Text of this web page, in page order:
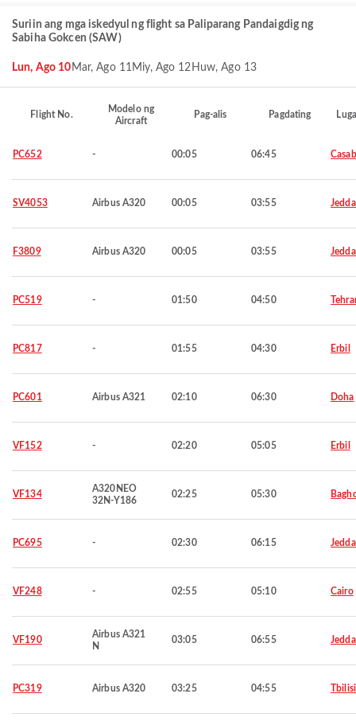
Suriin ang mga iskedyul ng flight sa Paliparang Pandaigdig ng
Sabiha Gokcen (SAW)
Lun, Ago 10 Mar, Ago 11 Miy, Ago 12 Huw, Ago 13
Flight No.
Modelo ng
Aircraft
Pag-alis Pagdating
PC652 - 00:05 06:45
SV4053 Airbus A320 00:05 03:55
F3809 Airbus A320 00:05 03:55
PC519 - 01:50 04:50
PC817 - 01:55 04:30 Erbil
PC601 Airbus A321 02:10 06:30 Doha
VF152 - 02:20 05:05 Erbil
VF134
A320NEO
32N-Y186
02:25 05:30
PC695 - 02:30 06:15
VF248 - 02:55 05:10 Cairo
VF190
Airbus A321
N
03:05 06:55
PC319 Airbus A320 03:25 04:55